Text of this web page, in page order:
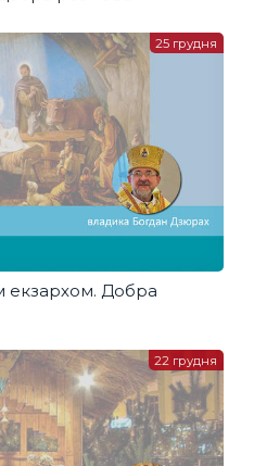
екзархом. Добра
25 грудня
22 грудня